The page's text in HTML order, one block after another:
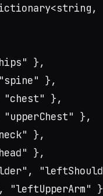
},
},
},
},
},
},
"leftUpperArm"